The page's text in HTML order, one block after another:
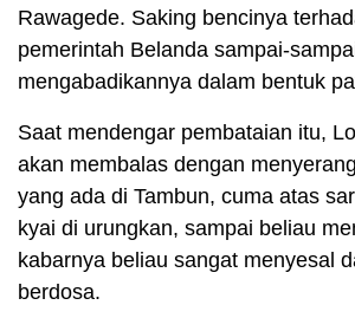
Rawagede. Saking bencinya
pemerintah Belanda sampai-
mengabadikannya dalam bentuk
Saat mendengar pembataian itu,
akan membalas dengan
yang ada di Tambun, cuma atas
kyai di urungkan, sampai beliau
kabarnya beliau sangat menyesal
berdosa.